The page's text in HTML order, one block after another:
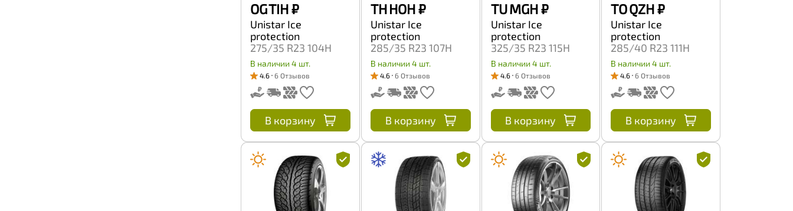
OG TIH₽
Unistar Ice
protection
275/35 R23 104H
В наличии 4 шт.
4.6 6 Отзывов
В корзину
TH HOH₽
Unistar Ice
protection
285/35 R23 107H
В наличии 4 шт.
4.6 6 Отзывов
В корзину
TU MGH₽
Unistar Ice
protection
325/35 R23 115H
В наличии 4 шт.
4.6 6 Отзывов
В корзину
TO QZH₽
Unistar Ice
protection
285/40 R23 111H
В наличии 4 шт.
4.6 6 Отзывов
В корзину